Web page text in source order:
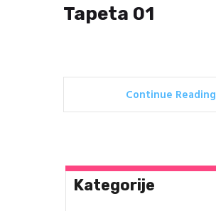
Tapeta 01
Continue Reading
Kategorije